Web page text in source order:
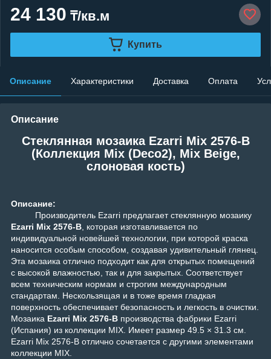
24 130 ₸/кв.м
Купить
Описание Характеристики Доставка Оплата
Описание
Стеклянная мозаика Ezarri Mix 2576-B
(Коллекция Mix (Deco2), Mix Beige,
слоновая кость)
Описание:
Производитель Ezarri предлагает стеклянную мозаику
Ezarri Mix 2576-B, которая изготавливается по
индивидуальной новейшей технологии, при которой краска
наносится особым способом, создавая удивительный глянец.
Эта мозаика отлично подходит как для открытых помещений
с высокой влажностью, так и для закрытых. Соответствует
всем техническим нормам и строгим международным
стандартам. Нескользящая и в тоже время гладкая
поверхность обеспечивает безопасность и легкость в очистки.
Мозаика Ezarri Mix 2576-B производства фабрики Ezarri
(Испания) из коллекции MIX. Имеет размер 49.5 × 31.3 см.
Ezarri Mix 2576-B отлично сочетается с другими элементами
коллекции MIX.